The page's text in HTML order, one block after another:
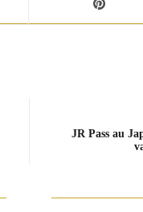
JR Pass au